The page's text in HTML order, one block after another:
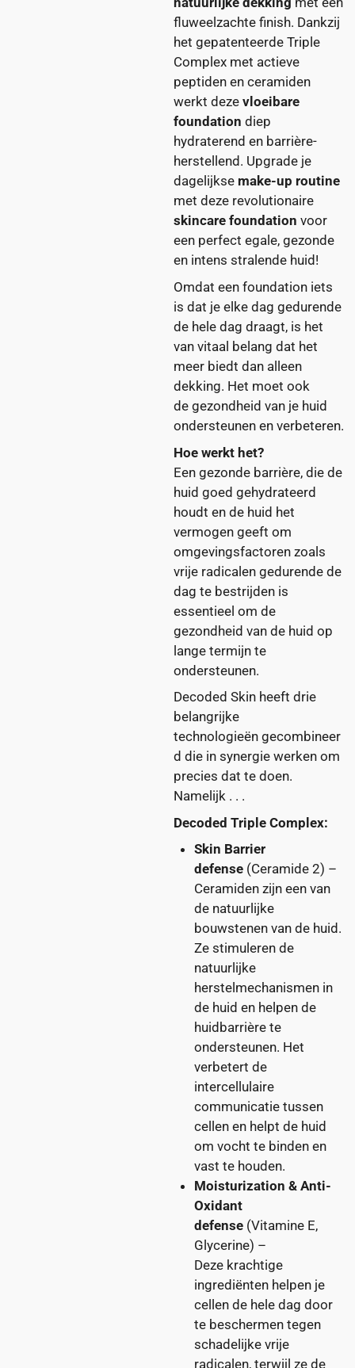
fluweelzachte finish. Dankzij
het gepatenteerde Triple
Complex met actieve
peptiden en ceramiden
werkt deze vloeibare
foundation diep
hydraterend en barrière-
herstellend. Upgrade je
dagelijkse make-up routine
met deze revolutionaire
skincare foundation voor
een perfect egale, gezonde
en intens stralende huid!
Omdat een foundation iets
is dat je elke dag gedurende
de hele dag draagt, is het
van vitaal belang dat het
meer biedt dan alleen
dekking. Het moet ook
de gezondheid van je huid
ondersteunen en verbeteren.
Hoe werkt het?
Een gezonde barrière, die de
huid goed gehydrateerd
houdt en de huid het
vermogen geeft om
omgevingsfactoren zoals
vrije radicalen gedurende de
dag te bestrijden is
essentieel om de
gezondheid van de huid op
lange termijn te
ondersteunen.
Decoded Skin heeft drie
belangrijke
technologieën gecombineer
d die in synergie werken om
precies dat te doen.
Namelijk . . .
Decoded Triple Complex:
Skin Barrier
defense(Ceramide 2) –
Ceramiden zijn een van
de natuurlijke
bouwstenen van de huid.
Ze stimuleren de
natuurlijke
herstelmechanismen in
de huid en helpen de
huidbarrière te
ondersteunen. Het
verbetert de
intercellulaire
communicatie tussen
cellen en helpt de huid
om vocht te binden en
vast te houden.
Moisturization & Anti-
Oxidant
defense(Vitamine E,
Glycerine) –
Deze krachtige
ingrediënten helpen je
cellen de hele dag door
te beschermen tegen
schadelijke vrije
radicalen, terwijl ze de